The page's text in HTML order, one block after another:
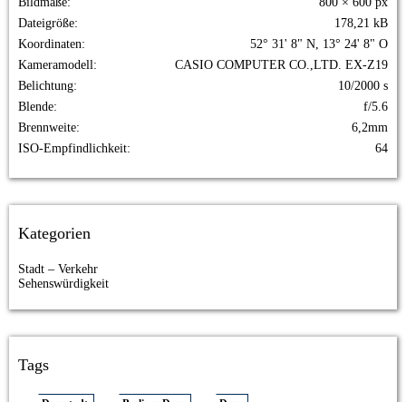
Dateigröße
178,21 kB
Koordinaten
52° 31' 8" N, 13° 24' 8" O
Kameramodell
CASIO COMPUTER CO.,LTD. EX-Z19
Belichtung
10/2000 s
Blende
f/5.6
Brennweite
6,2mm
ISO-Empfindlichkeit
64
Kategorien
Stadt – Verkehr
Sehenswürdigkeit
Tags